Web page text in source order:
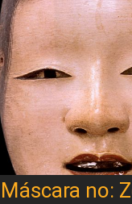
Máscara no: